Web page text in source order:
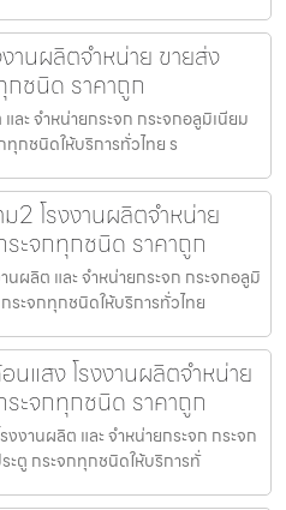
านผลิตจำหน่าย ขายส่ง
กชนิด ราคาถูก
ละ จำหน่ายกระจก กระจกอลูมิเนียม
ทุกชนิดให้บริการทั่วไทย ร
2 โรงงานผลิตจำหน่าย
ะจกทุกชนิด ราคาถูก
นผลิต และ จำหน่ายกระจก กระจกอลูมิ
ระจกทุกชนิดให้บริการทั่วไทย
นแสง โรงงานผลิตจำหน่าย
ะจกทุกชนิด ราคาถูก
งานผลิต และ จำหน่ายกระจก กระจก
ะตู กระจกทุกชนิดให้บริการทั่